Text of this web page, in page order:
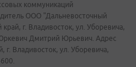
коммуникаций
ООО "Дальневосточный
г. Владивосток, ул. Уборевича,
Дмитрий Юрьевич. Адрес
г. Владивосток, ул. Уборевича,